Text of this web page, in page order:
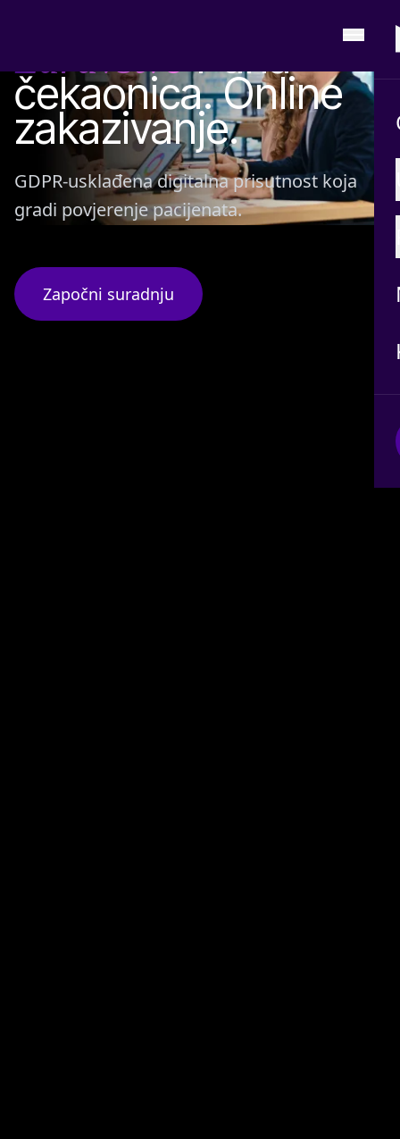
Zdravstvo Puna
čekaonica. Online
zakazivanje.
GDPR-usklađena digitalna prisutnost koja
gradi povjerenje pacijenata.
Započni suradnju